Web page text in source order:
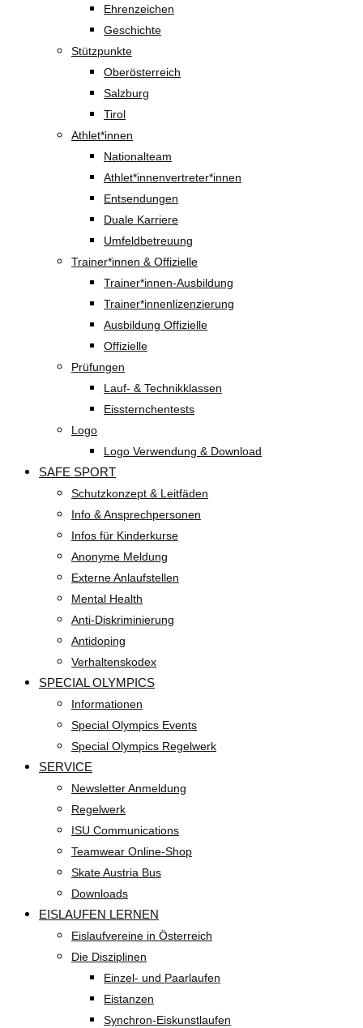
Ehrenzeichen
Geschichte
Stützpunkte
Oberösterreich
Salzburg
Tirol
Athlet*innen
Nationalteam
Athlet*innenvertreter*innen
Entsendungen
Duale Karriere
Umfeldbetreuung
Trainer*innen & Offizielle
Trainer*innen-Ausbildung
Trainer*innenlizenzierung
Ausbildung Offizielle
Offizielle
Prüfungen
Lauf- & Technikklassen
Eissternchentests
Logo
Logo Verwendung & Download
SAFE SPORT
Schutzkonzept & Leitfäden
Info & Ansprechpersonen
Infos für Kinderkurse
Anonyme Meldung
Externe Anlaufstellen
Mental Health
Anti-Diskriminierung
Antidoping
Verhaltenskodex
SPECIAL OLYMPICS
Informationen
Special Olympics Events
Special Olympics Regelwerk
SERVICE
Newsletter Anmeldung
Regelwerk
ISU Communications
Teamwear Online-Shop
Skate Austria Bus
Downloads
EISLAUFEN LERNEN
Eislaufvereine in Österreich
Die Disziplinen
Einzel- und Paarlaufen
Eistanzen
Synchron-Eiskunstlaufen